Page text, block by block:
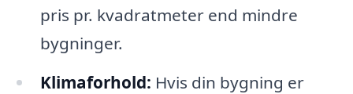
pris pr. kvadratmeter end mindre
bygninger.
Klimaforhold: Hvis din bygning er